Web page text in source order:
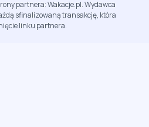
partnera: Wakacje.pl. Wydawca
sfinalizowaną transakcję, która
linku partnera.